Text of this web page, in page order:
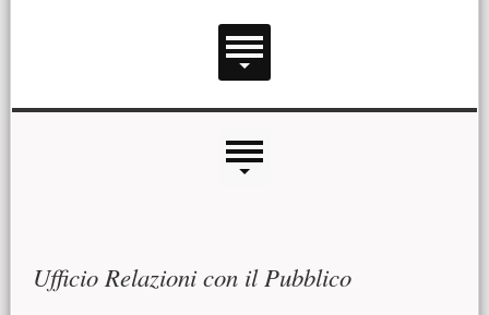
Menu principale
Menu laterale
Ufficio Relazioni con il Pubblico